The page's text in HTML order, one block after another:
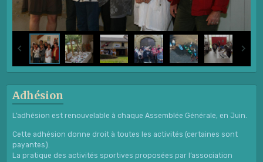
Adhésion
L’adhésion est renouvelable à chaque Assemblée Générale, en Juin.
Cette adhésion donne droit à toutes les activités (certaines sont
payantes).
La pratique des activités sportives proposées par l’association